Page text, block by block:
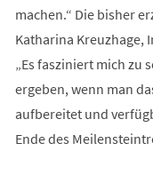
machen.“ Die bisher
Katharina Kreuzhage,
„Es fasziniert mich zu
ergeben, wenn man
aufbereitet und
Ende des